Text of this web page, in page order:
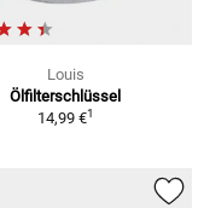
Louis
Ölfilterschlüssel
14,99 €1